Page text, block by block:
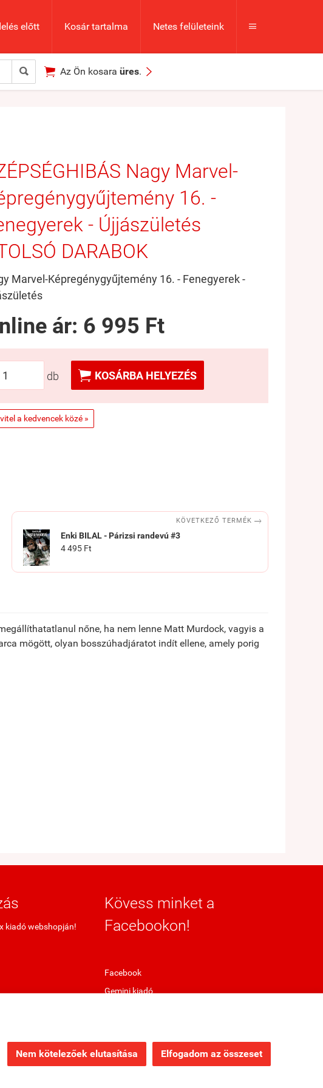
Nem kötelezőek elutasítása Elfogadom az összeset
előtt Kosár tartalma Netes felületeink 
  Az Ön kosara üres. 
Nagy Marvel-
16. -
- Újjászületés
DARABOK
Marvel-Képregénygyűjtemény 16. - Fenegyerek -
ár: 6 995 Ft
db  KOSÁRBA HELYEZÉS
a kedvencek közé »
KÖVETKEZŐ TERMÉK 
Enki BILAL - Párizsi randevú #3
4 495 Ft
nőne, ha nem lenne Matt Murdock, vagyis a
mögött, olyan bosszúhadjáratot indít ellene, amely porig
kiadó webshopján!
Kövess minket a
Facebookon!
Facebook
Gemini kiadó